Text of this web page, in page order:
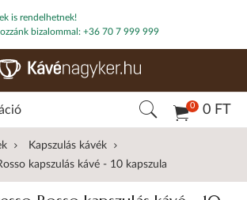
is rendelhetnek!
bizalommal: +36 70 7 999 999
0 0 FT
Kapszulás kávék
kapszulás kávé - 10 kapszula